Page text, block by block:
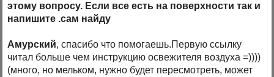
этому вопросу. Если все есть на поверхности так и
напишите .сам найду
Амурский, спасибо что помогаешь.Первую ссылку
читал больше чем инструкцию освежителя воздуха =))))
(много, но мельком, нужно будет пересмотреть, может